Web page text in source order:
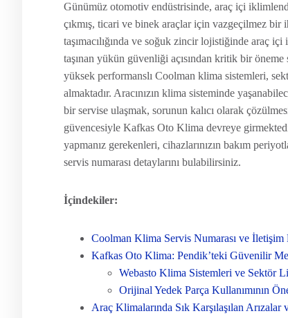
Günümüz otomotiv endüstrisinde, araç içi
çıkmış, ticari ve binek araçlar için vazgeçilmez
taşımacılığında ve soğuk zincir lojistiğinde araç
taşınan yükün güvenliği açısından kritik bir
yüksek performanslı Coolman klima sistemleri,
almaktadır. Aracınızın klima sisteminde
bir servise ulaşmak, sorunun kalıcı olarak
güvencesiyle Kafkas Oto Klima devreye
yapmanız gerekenleri, cihazlarınızın bakım
servis numarası detaylarını bulabilirsiniz.
İçindekiler:
Coolman Klima Servis Numarası ve
Kafkas Oto Klima: Pendik’teki Güvenilir
Webasto Klima Sistemleri ve Sektör
Orijinal Yedek Parça Kullanımının
Araç Klimalarında Sık Karşılaşılan